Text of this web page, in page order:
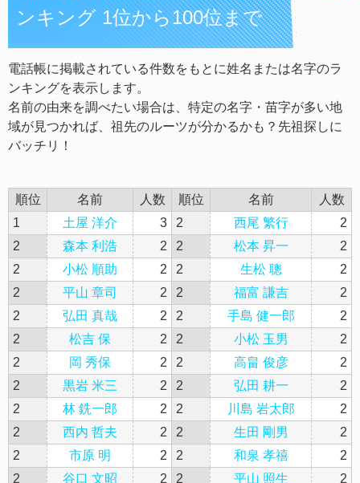
ンキング 1位から100位まで
電話帳に掲載されている件数をもとに姓名または名字のラ
ンキングを表示します。
名前の由来を調べたい場合は、特定の名字・苗字が多い地
域が見つかれば、祖先のルーツが分かるかも？先祖探しに
バッチリ！
順位 名前 人数 順位 名前
人数
1
土屋 洋介 3 2 西尾 繁行
2
2
森本 利浩 2 2 松本 昇一
2
2
小松 順助 2 2 生松 聰
2
2
平山 章司 2 2 福富 謙吉
2
2
弘田 真哉 2 2 手島 健一郎
2
2
松吉 保 2 2 小松 玉男
2
2
岡 秀保 2 2 高畠 俊彦
2
2
黒岩 米三 2 2 弘田 耕一
2
2
林 銑一郎 2 2 川島 岩太郎
2
2
西内 哲夫 2 2 生田 剛男
2
2
市原 明 2 2 和泉 孝禧
2
2
谷口 文昭 2 2 平山 照生
2